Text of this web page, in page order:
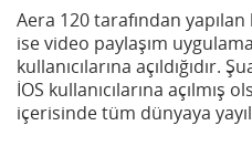
Aera 120 tarafından
ise video paylaşım
kullanıcılarına açıldığıdır.
İOS kullanıcılarına açılmış
içerisinde tüm dünyaya